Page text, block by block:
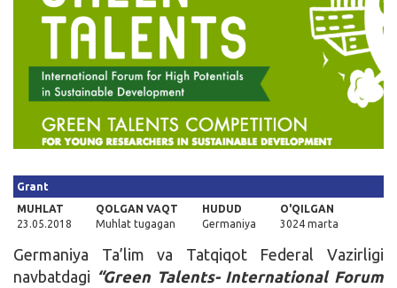
Kirish
Grant
MUHLAT
23.05.2018
QOLGAN VAQT
Muhlat tugagan
HUDUD
Germaniya
O'QILGAN
3024 marta
Germaniya Ta’lim va Tatqiqot Federal Vazirligi
navbatdagi “Green Talents- International Forum